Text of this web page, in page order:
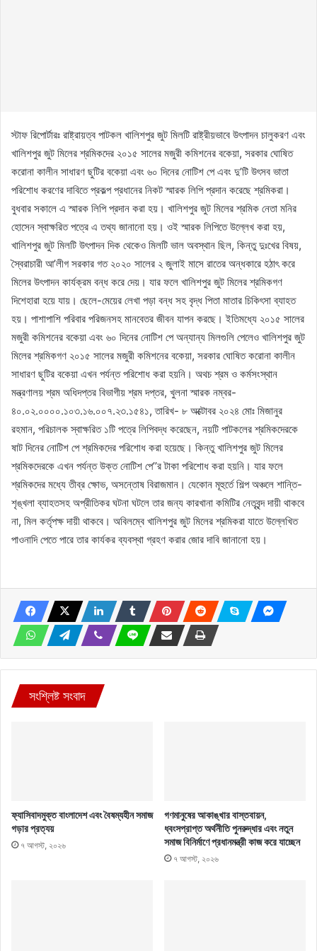
স্টাফ রিপোর্টারঃ রাষ্ট্রায়ত্ব পাটকল খালিশপুর জুট মিলটি রাষ্ট্রীয়ভাবে উৎপাদন চালুকরণ এবং
খালিশপুর জুট মিলের শ্রমিকদের ২০১৫ সালের মজুরী কমিশনের বকেয়া, সরকার ঘোষিত
করোনা কালীন সাধারণ ছুটির বকেয়া এবং ৬০ দিনের নোটিশ পে এবং দু’টি উৎসব ভাতা
পরিশোধ করণের দাবিতে প্রকল্প প্রধানের নিকট স্মারক লিপি প্রদান করেছে শ্রমিকরা।
বুধবার সকালে এ স্মারক লিপি প্রদান করা হয়। খালিশপুর জুট মিলের শ্রমিক নেতা মনির
হোসেন স্বাক্ষরিত পত্রে এ তথ্য জানানো হয়। ওই স্মারক লিপিতে উল্লেখ করা হয়,
খালিশপুর জুট মিলটি উৎপাদন দিক থেকেও মিলটি ভাল অবস্থান ছিল, কিন্তু দুঃখের বিষয়,
স্বৈরাচারী আ’লীগ সরকার গত ২০২০ সালের ২ জুলাই মাসে রাতের অন্ধকারে হঠাৎ করে
মিলের উৎপাদন কার্যক্রম বন্ধ করে দেয়। যার ফলে খালিশপুর জুট মিলের শ্রমিকগণ
দিশেহারা হয়ে যায়। ছেলে-মেয়ের লেখা পড়া বন্ধ সহ বৃদ্ধ পিতা মাতার চিকিৎসা ব্যাহত
হয়। পাশাপাশি পরিবার পরিজনসহ মানবেতর জীবন যাপন করছে। ইতিমধ্যে ২০১৫ সালের
মজুরী কমিশনের বকেয়া এবং ৬০ দিনের নোটিশ পে অন্যান্য মিলগুলি পেলেও খালিশপুর জুট
মিলের শ্রমিকগণ ২০১৫ সালের মজুরী কমিশনের বকেয়া, সরকার ঘোষিত করোনা কালীন
সাধারণ ছুটির বকেয়া এখন পর্যন্ত পরিশোধ করা হয়নি। অথচ শ্রম ও কর্মসংস্থান
মন্ত্রণালয় শ্রম অধিদপ্তর বিভাগীয় শ্রম দপ্তর, খুলনা স্মারক নম্বর-
৪০.০২.০০০০.১০৩.১৬.০০৭.২৩.১৫৪১, তারিখ- ৮ অক্টোবর ২০২৪ মোঃ মিজানুর
রহমান, পরিচালক স্বাক্ষরিত ১টি পত্রে লিপিবদ্ধ করেছেন, নয়টি পাটকলের শ্রমিকদেরকে
ষাট দিনের নোটিশ পে শ্রমিকদের পরিশোধ করা হয়েছে। কিন্তু খালিশপুর জুট মিলের
শ্রমিকদেরকে এখন পর্যন্ত উক্ত নোটিশ পে’’র টাকা পরিশোধ করা হয়নি। যার ফলে
শ্রমিকদের মধ্যে তীব্র ক্ষোভ, অসন্তোষ বিরাজমান। যেকোন মূহুর্তে শিল্প অঞ্চলে শান্তি-
শৃঙ্খলা ব্যাহতসহ অপ্রীতিকর ঘটনা ঘটলে তার জন্য কারখানা কমিটির নেতৃবৃন্দ দায়ী থাকবে
না, মিল কর্তৃপক্ষ দায়ী থাকবে। অবিলম্বে খালিশপুর জুট মিলের শ্রমিকরা যাতে উল্লেখিত
পাওনাদি পেতে পারে তার কার্যকর ব্যবস্থা গ্রহণ করার জোর দাবি জানানো হয়।
সংশ্লিষ্ট সংবাদ
ফ্যাসিবাদমুক্ত বাংলাদেশ এবং বৈষম্যহীন সমাজ
গড়ার প্রত্যয়
৭ আগস্ট, ২০২৬
গণমানুষের আকাঙ্খার বাস্তবায়ন,
ধ্বংসপ্রাপ্ত অর্থনীতি পুনরুদ্ধার এবং নতুন
সমাজ বিনির্মাণে প্রধানমন্ত্রী কাজ করে যাচ্ছেন
৭ আগস্ট, ২০২৬